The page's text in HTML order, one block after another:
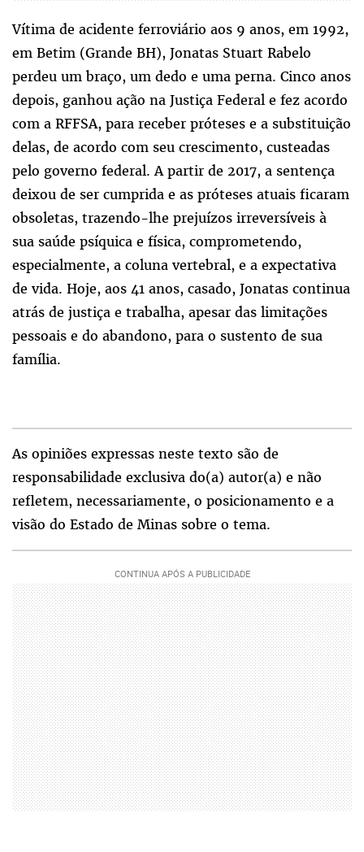
Vítima de acidente ferroviário aos 9 anos, em 1992,
em Betim (Grande BH), Jonatas Stuart Rabelo
perdeu um braço, um dedo e uma perna. Cinco anos
depois, ganhou ação na Justiça Federal e fez acordo
com a RFFSA, para receber próteses e a substituição
delas, de acordo com seu crescimento, custeadas
pelo governo federal. A partir de 2017, a sentença
deixou de ser cumprida e as próteses atuais ficaram
obsoletas, trazendo-lhe prejuízos irreversíveis à
sua saúde psíquica e física, comprometendo,
especialmente, a coluna vertebral, e a expectativa
de vida. Hoje, aos 41 anos, casado, Jonatas continua
atrás de justiça e trabalha, apesar das limitações
pessoais e do abandono, para o sustento de sua
família.
As opiniões expressas neste texto são de
responsabilidade exclusiva do(a) autor(a) e não
refletem, necessariamente, o posicionamento e a
visão do Estado de Minas sobre o tema.